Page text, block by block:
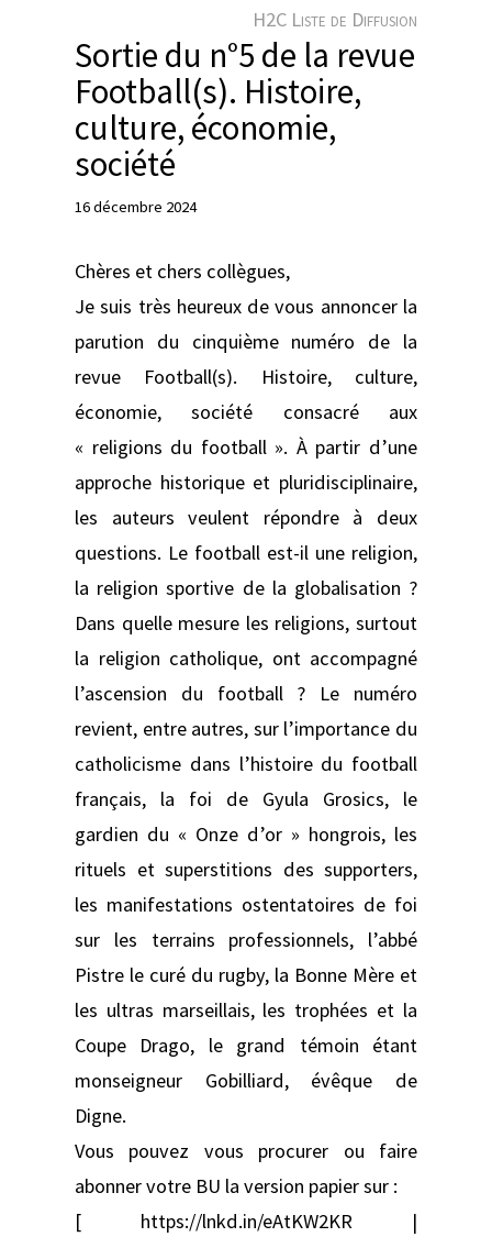
H2C Liste de Diffusion
Sortie du n°5 de la revue
Football(s). Histoire,
culture, économie,
société
16 décembre 2024
Chères et chers collègues,
Je suis très heureux de vous annoncer la
parution du cinquième numéro de la
revue Football(s). Histoire, culture,
économie, société consacré aux
« religions du football ». À partir d’une
approche historique et pluridisciplinaire,
les auteurs veulent répondre à deux
questions. Le football est-il une religion,
la religion sportive de la globalisation ?
Dans quelle mesure les religions, surtout
la religion catholique, ont accompagné
l’ascension du football ? Le numéro
revient, entre autres, sur l’importance du
catholicisme dans l’histoire du football
français, la foi de Gyula Grosics, le
gardien du « Onze d’or » hongrois, les
rituels et superstitions des supporters,
les manifestations ostentatoires de foi
sur les terrains professionnels, l’abbé
Pistre le curé du rugby, la Bonne Mère et
les ultras marseillais, les trophées et la
Coupe Drago, le grand témoin étant
monseigneur Gobilliard, évêque de
Digne.
Vous pouvez vous procurer ou faire
abonner votre BU la version papier sur :
[ https://lnkd.in/eAtKW2KR |